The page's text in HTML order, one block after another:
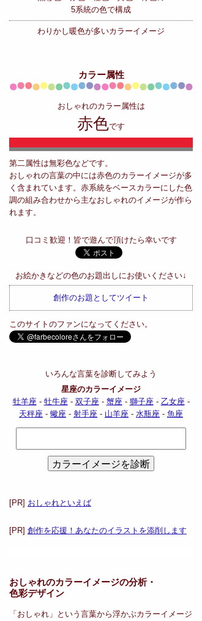
5系統の色で構成
わりかし暖色が多いカラーイメージ
カラー属性
おしゃれのカラー属性は
赤色です
第二属性は無彩色などです。
おしゃれの言葉の中には赤色のカラーイメージが多
く含まれています。赤系統をベースカラーにした色
調の組み合わせから主なおしゃれのイメージが作ら
れます。
口コミ歓迎！皆で遊んで頂けたら幸いです
お絵かきなどの色のお題出しにお使いください↓
創作のお題としてツイート
このサイトのファンになってください。
いろんな言葉を診断してみよう
星座のカラーイメージ
牡羊座- 牡牛座- 双子座- 蟹座- 獅子座- 乙女座-
天秤座 - 蠍座 - 射手座 - 山羊座 - 水瓶座 - 魚座
[PR] おしゃれといえば
[PR] 創作を応援！あなたのイラストを添削します
おしゃれのカラーイメージの分析・
色彩デザイン
「おしゃれ」という言葉から浮かぶカラーイメージ